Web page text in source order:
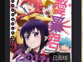
已完结